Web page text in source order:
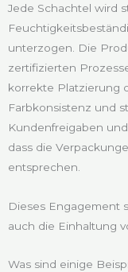
Jede Schachtel wird
unterzogen. Die
zertifizierten
korrekte Platzierung
Farbkonsistenz und
Kundenfreigaben
dass die
entsprechen.
Dieses Engagement
auch die Einhaltung
Was sind einige